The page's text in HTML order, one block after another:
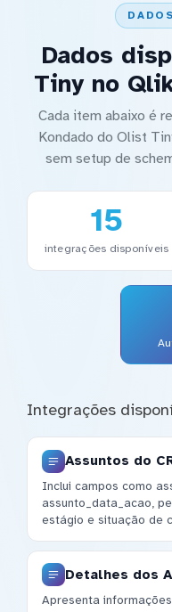
Dados
Tiny no
Cada item abaixo é
Kondado do Olist
sem setup de
15
integrações disponíveis
Integrações
Assuntos do
Inclui campos como
assunto_data_acao,
estágio e situação de
Detalhes dos
Apresenta